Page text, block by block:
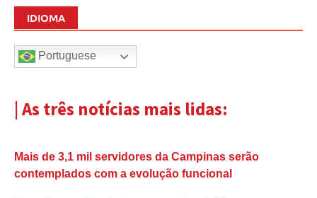
IDIOMA
Portuguese
| As três notícias mais lidas:
Mais de 3,1 mil servidores da Campinas serão
contemplados com a evolução funcional